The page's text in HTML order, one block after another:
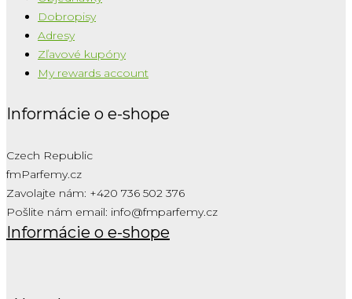
Dobropisy
Adresy
Zľavové kupóny
My rewards account
Informácie o e-shope
Czech Republic
fmParfemy.cz
Zavolajte nám: +420 736 502 376
Pošlite nám email: info@fmparfemy.cz
Informácie o e-shope